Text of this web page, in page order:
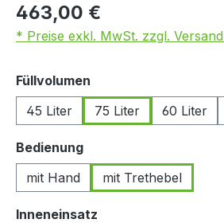
463,00 €
* Preise exkl. MwSt. zzgl.
Füllvolumen
45 Liter
75 Liter 60 Liter
Bedienungauswählen
mit Hand
mit Trethebel
Inneneinsatz